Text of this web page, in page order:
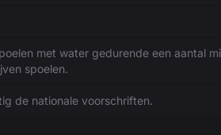
met water gedurende een aantal
spoelen.
de nationale voorschriften.